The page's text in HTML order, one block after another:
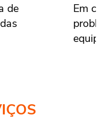
de
Em
equipe